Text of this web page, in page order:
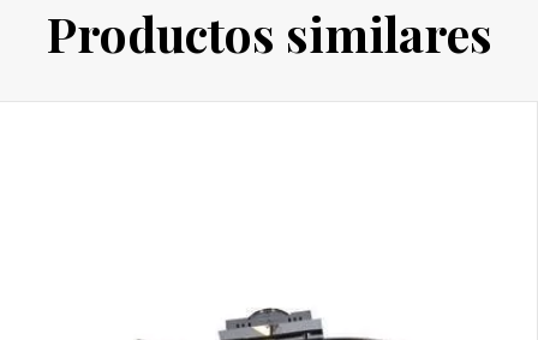
Productos similares